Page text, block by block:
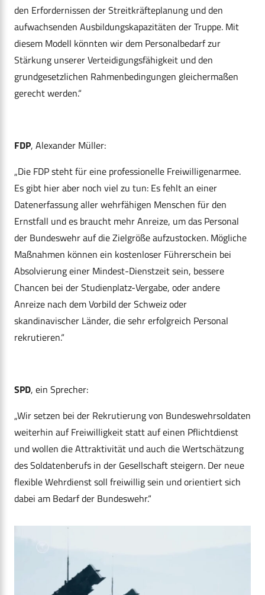
den Erfordernissen der Streitkräfteplanung und den
aufwachsenden Ausbildungskapazitäten der Truppe. Mit
diesem Modell könnten wir dem Personalbedarf zur
Stärkung unserer Verteidigungsfähigkeit und den
grundgesetzlichen Rahmenbedingungen gleichermaßen
gerecht werden.“
FDP, Alexander Müller:
„Die FDP steht für eine professionelle Freiwilligenarmee.
Es gibt hier aber noch viel zu tun: Es fehlt an einer
Datenerfassung aller wehrfähigen Menschen für den
Ernstfall und es braucht mehr Anreize, um das Personal
der Bundeswehr auf die Zielgröße aufzustocken. Mögliche
Maßnahmen können ein kostenloser Führerschein bei
Absolvierung einer Mindest-Dienstzeit sein, bessere
Chancen bei der Studienplatz-Vergabe, oder andere
Anreize nach dem Vorbild der Schweiz oder
skandinavischer Länder, die sehr erfolgreich Personal
rekrutieren.“
SPD, ein Sprecher:
„Wir setzen bei der Rekrutierung von Bundeswehrsoldaten
weiterhin auf Freiwilligkeit statt auf einen Pflichtdienst
und wollen die Attraktivität und auch die Wertschätzung
des Soldatenberufs in der Gesellschaft steigern. Der neue
flexible Wehrdienst soll freiwillig sein und orientiert sich
dabei am Bedarf der Bundeswehr.“